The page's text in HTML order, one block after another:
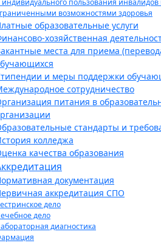
индивидуального пользования инвалидов
возможностями здоровья
образовательные услуги
хозяйственная
места для приема
и меры поддержки
сотрудничество
питания в
стандарты и
колледжа
качества образования
документация
аккредитация СПО
дело
дело
диагностика